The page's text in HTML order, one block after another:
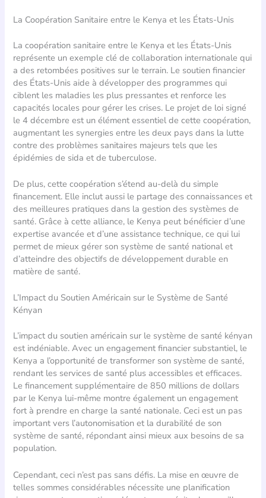
La Coopération Sanitaire entre le Kenya et les États-Unis
La coopération sanitaire entre le Kenya et les États-Unis
représente un exemple clé de collaboration internationale qui
a des retombées positives sur le terrain. Le soutien financier
des États-Unis aide à développer des programmes qui
ciblent les maladies les plus pressantes et renforce les
capacités locales pour gérer les crises. Le projet de loi signé
le 4 décembre est un élément essentiel de cette coopération,
augmentant les synergies entre les deux pays dans la lutte
contre des problèmes sanitaires majeurs tels que les
épidémies de sida et de tuberculose.
De plus, cette coopération s’étend au-delà du simple
financement. Elle inclut aussi le partage des connaissances et
des meilleures pratiques dans la gestion des systèmes de
santé. Grâce à cette alliance, le Kenya peut bénéficier d’une
expertise avancée et d’une assistance technique, ce qui lui
permet de mieux gérer son système de santé national et
d’atteindre des objectifs de développement durable en
matière de santé.
L’Impact du Soutien Américain sur le Système de Santé
Kényan
L’impact du soutien américain sur le système de santé kényan
est indéniable. Avec un engagement financier substantiel, le
Kenya a l’opportunité de transformer son système de santé,
rendant les services de santé plus accessibles et efficaces.
Le financement supplémentaire de 850 millions de dollars
par le Kenya lui-même montre également un engagement
fort à prendre en charge la santé nationale. Ceci est un pas
important vers l’autonomisation et la durabilité de son
système de santé, répondant ainsi mieux aux besoins de sa
population.
Cependant, ceci n’est pas sans défis. La mise en œuvre de
telles sommes considérables nécessite une planification